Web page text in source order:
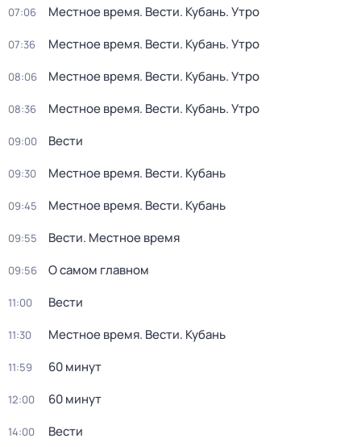
07:06 Местное время. Вести. Кубань. Утро
07:36 Местное время. Вести. Кубань. Утро
08:06 Местное время. Вести. Кубань. Утро
08:36 Местное время. Вести. Кубань. Утро
09:00 Вести
09:30 Местное время. Вести. Кубань
09:45 Местное время. Вести. Кубань
09:55 Вести. Местное время
09:56 О самом главном
11:00 Вести
11:30 Местное время. Вести. Кубань
11:59 60 минут
12:00 60 минут
14:00 Вести